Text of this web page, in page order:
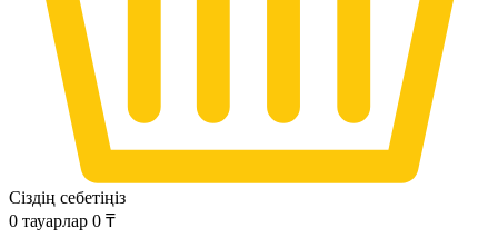
Сіздің себетіңіз
0 тауарлар 0 ₸